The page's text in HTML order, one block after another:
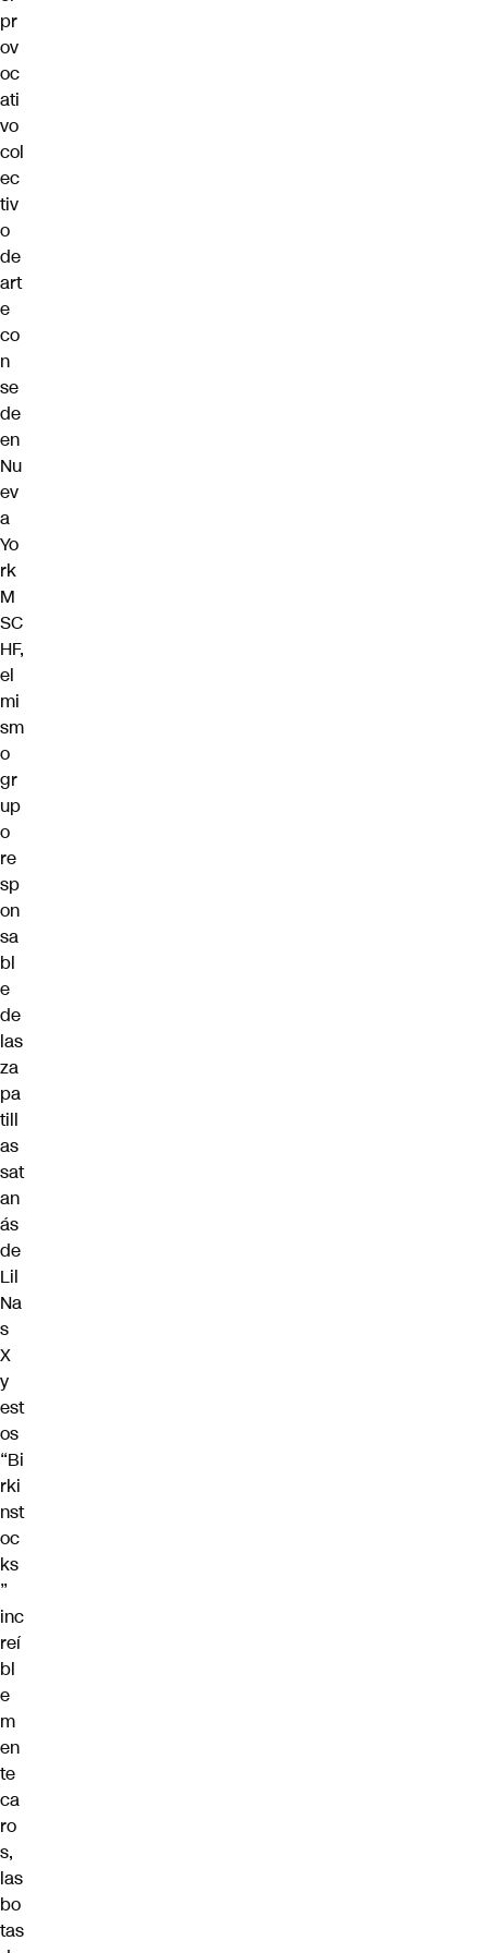
pr
ov
oc
ati
vo
col
ec
tiv
o
de
art
e
co
n
se
de
en
Nu
ev
a
Yo
rk
M
SC
HF,
el
mi
sm
o
gr
up
o
re
sp
on
sa
bl
e
de
las
za
pa
till
as
sat
an
ás
de
Lil
Na
s
X
y
est
os
“Bi
rki
nst
oc
ks
”
inc
reí
bl
e
m
en
te
ca
ro
s,
las
bo
tas